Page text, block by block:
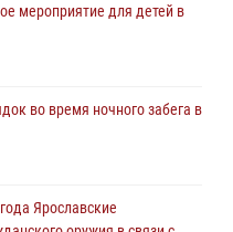
Ярославские
оружия в связи с
состоялся молебен,
мероприятие для детей в
во время ночного забега в
Ярославские